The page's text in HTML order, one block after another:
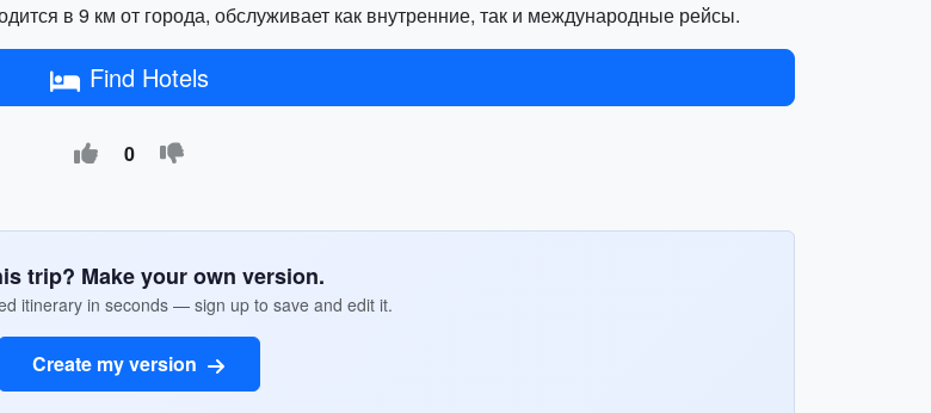
в 9 км от города, обслуживает как внутренние, так и международные рейсы.
Find Hotels
0
trip? Make your own version.
itinerary in seconds — sign up to save and edit it.
Create my version